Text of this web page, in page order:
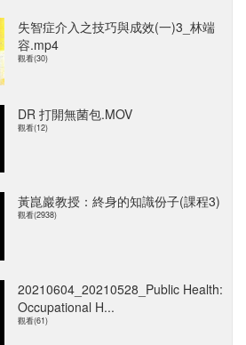
失智症介入之技巧與成效(一)3_林端
容.mp4
觀看(30)
DR 打開無菌包.MOV
觀看(12)
黃崑巖教授：終身的知識份子(課程3)
觀看(2938)
20210604_20210528_Public Health:
Occupational H...
觀看(61)